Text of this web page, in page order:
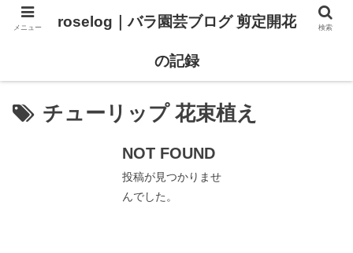
チューリップ 花束植え
NOT FOUND
投稿が見つかりませ
んでした。
メニュー roselog｜バラ園芸ブログ 剪定開花
の記録
検索